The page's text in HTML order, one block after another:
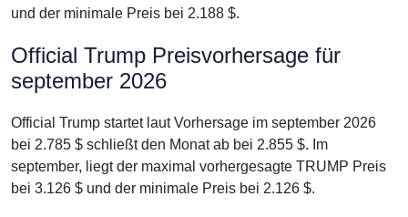
und der minimale Preis bei 2.188 $.
Official Trump Preisvorhersage für
september 2026
Official Trump startet laut Vorhersage im september 2026
bei 2.785 $ schließt den Monat ab bei 2.855 $. Im
september, liegt der maximal vorhergesagte TRUMP Preis
bei 3.126 $ und der minimale Preis bei 2.126 $.